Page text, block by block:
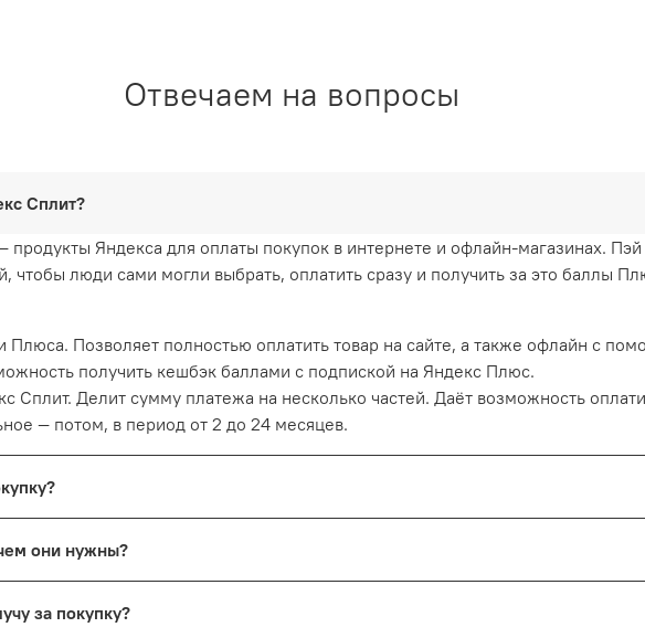
Отвечаем на вопросы
Сплит?
Яндекса для оплаты покупок в интернете и офлайн-магазинах.
чтобы люди сами могли выбрать, оплатить сразу и получить за это баллы
Плюса. Позволяет полностью оплатить товар на сайте, а также офлайн с
получить кешбэк баллами с подпиской на Яндекс Плюс.
Сплит. Делит сумму платежа на несколько частей. Даёт возможность
— потом, в период от 2 до 24 месяцев.
Плюса.
получать ещё больше баллов Плюса — до 10% за покупки в категориях
совершить с ней покупку, подписка Плюса автоматически подключится на 7
они нужны?
активная подписка на
за покупку?